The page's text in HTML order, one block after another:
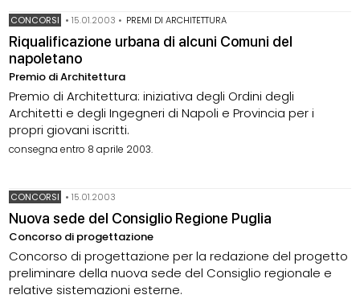
CONCORSI •15.01.2003 • PREMI DI ARCHITETTURA
Riqualificazione urbana di alcuni Comuni del
napoletano
Premio di Architettura
Premio di Architettura: iniziativa degli Ordini degli
Architetti e degli Ingegneri di Napoli e Provincia per i
propri giovani iscritti.
consegna entro 8 aprile 2003.
CONCORSI •15.01.2003
Nuova sede del Consiglio Regione Puglia
Concorso di progettazione
Concorso di progettazione per la redazione del progetto
preliminare della nuova sede del Consiglio regionale e
relative sistemazioni esterne.